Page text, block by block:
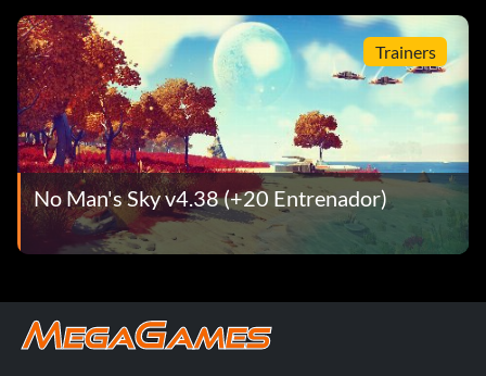
Trainers
No Man's Sky v4.38 (+20 Entrenador)